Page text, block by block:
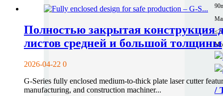
/
Полностью закрытая конструкция
листов средней и большой толщины
2026-04-22 0
G-Series fully enclosed medium-to-thick plate laser cutter
manufacturing, and construction machiner...